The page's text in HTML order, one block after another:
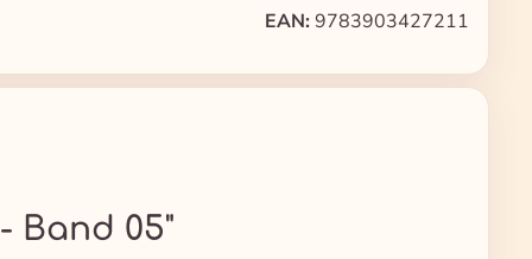
EAN: 9783903427211
Band 05"